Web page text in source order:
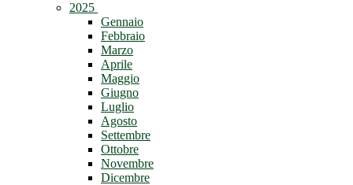
2025
Gennaio
Febbraio
Marzo
Aprile
Maggio
Giugno
Luglio
Agosto
Settembre
Ottobre
Novembre
Dicembre